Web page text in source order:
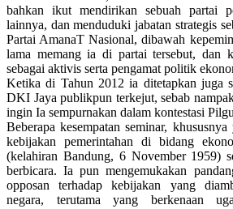
bahkan ikut mendirikan sebuah partai
lainnya, dan menduduki jabatan strategis
Partai AmanaT Nasional, dibawah
lama memang ia di partai tersebut, dan
sebagai aktivis serta pengamat politik
Ketika di Tahun 2012 ia ditetapkan juga
DKI Jaya publikpun terkejut, sebab
ingin Ia sempurnakan dalam kontestasi
Beberapa kesempatan seminar,
kebijakan pemerintahan di bidang
(kelahiran Bandung, 6 November 1959)
berbicara. Ia pun mengemukakan
opposan terhadap kebijakan yang
negara, terutama yang berkenaan